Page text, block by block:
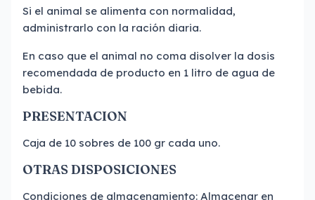
Si el animal se alimenta con normalidad,
administrarlo con la ración diaria.
En caso que el animal no coma disolver la dosis
recomendada de producto en 1 litro de agua de
bebida.
PRESENTACION
Caja de 10 sobres de 100 gr cada uno.
OTRAS DISPOSICIONES
Condiciones de almacenamiento: Almacenar en